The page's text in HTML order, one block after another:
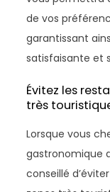
de vos
garantissant
satisfaisante et
Évitez les
très
Lorsque vous
gastronomique
conseillé